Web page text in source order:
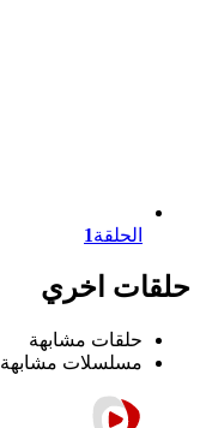
الحلقة1
حلقات اخري
حلقات مشابهة
مسلسلات مشابهة